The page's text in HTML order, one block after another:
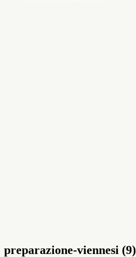
preparazione-viennesi (9)